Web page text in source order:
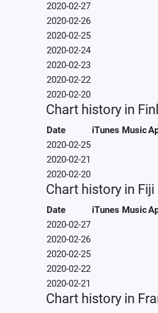
2020-02-27
2020-02-26
2020-02-25
2020-02-24
2020-02-23
2020-02-22
2020-02-20
Chart history in
Date iTunes Music
2020-02-25
2020-02-21
2020-02-20
Chart history in Fiji
Date iTunes Music
2020-02-27
2020-02-26
2020-02-25
2020-02-22
2020-02-21
Chart history in